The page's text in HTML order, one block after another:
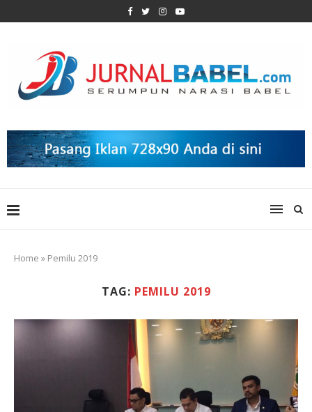
Home » Pemilu 2019
TAG: PEMILU 2019